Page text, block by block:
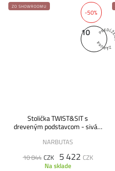
-50%
10
ZO SHOWROOMU
Stolička TWIST&SIT s
dreveným podstavcom - sivá -
VÝPREDAJ
NARBUTAS
10 844 CZK 5 422 CZK
Na sklade